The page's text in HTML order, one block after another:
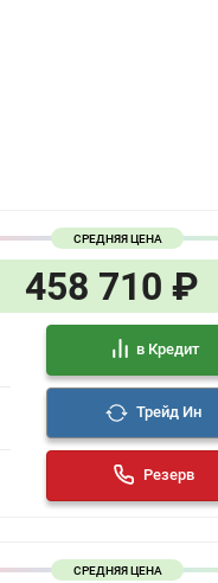
СРЕДНЯЯ ЦЕНА
458 710 ₽
в Кредит
Трейд Ин
Резерв
СРЕДНЯЯ ЦЕНА